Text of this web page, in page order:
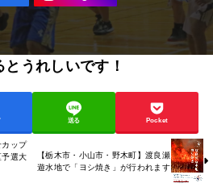
うれしいです！
送る Pocket
カップ
予選大
【栃木市・小山市・野木町】渡良瀬
遊水地で「ヨシ焼き」が行われます